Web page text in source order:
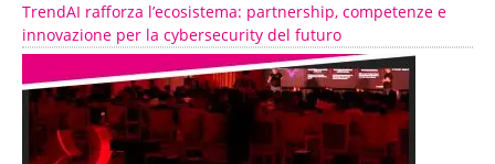
TrendAI rafforza l’ecosistema: partnership, competenze e
innovazione per la cybersecurity del futuro